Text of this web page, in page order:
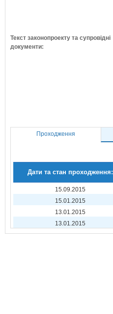
Текст законопроекту та супровідні
документи:
Проходження
Дати та стан проходження:
15.09.2015
15.01.2015
13.01.2015
13.01.2015